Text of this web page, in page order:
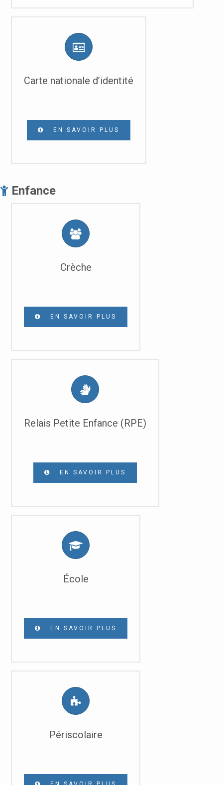
Carte nationale d’identité
EN SAVOIR PLUS
Enfance
Crèche
EN SAVOIR PLUS
Relais Petite Enfance (RPE)
EN SAVOIR PLUS
École
EN SAVOIR PLUS
Périscolaire